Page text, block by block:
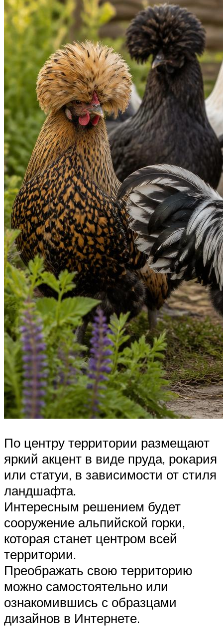
По центру территории размещают
яркий акцент в виде пруда, рокария
или статуи, в зависимости от стиля
ландшафта.
Интересным решением будет
сооружение альпийской горки,
которая станет центром всей
территории.
Преображать свою территорию
можно самостоятельно или
ознакомившись с образцами
дизайнов в Интернете.